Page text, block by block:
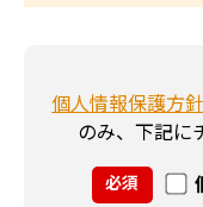
個人情報保護方針
のみ、下記に